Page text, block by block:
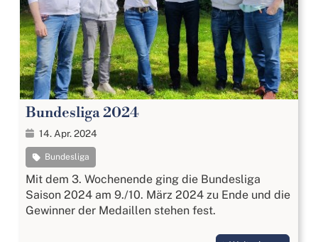
Bundesliga 2024
14. Apr. 2024
Bundesliga
Mit dem 3. Wochenende ging die Bundesliga
Saison 2024 am 9./10. März 2024 zu Ende und die
Gewinner der Medaillen stehen fest.